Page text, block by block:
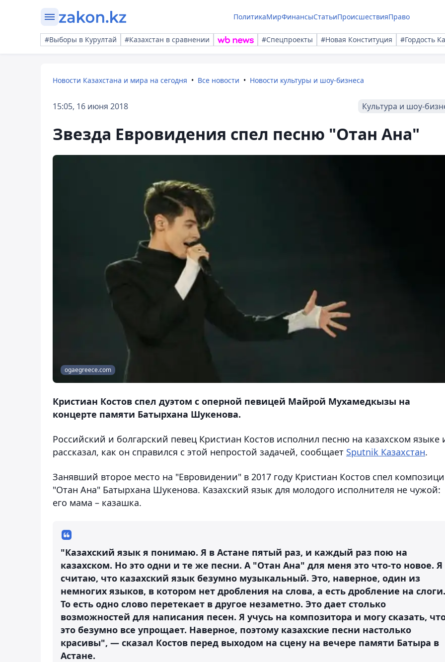
ПолитикаМирФинансыСтатьиПроисшествияПраво
#Выборы в Курултай #Казахстан в сравнении #Спецпроекты #Новая Конституция #Гордость
Новости Казахстана и мира на сегодня Все новости Новости культуры и шоу-бизнеса
15:05, 16 июня 2018 Культура и шоу-
Звезда Евровидения спел песню "Отан Ана"
ogaegreece.com
Кристиан Костов спел дуэтом с оперной певицей Майрой Мухамедкызы на
концерте памяти Батырхана Шукенова.
Российский и болгарский певец Кристиан Костов исполнил песню на казахском языке
рассказал, как он справился с этой непростой задачей, сообщает Sputnik Казахстан.
Занявший второе место на "Евровидении" в 2017 году Кристиан Костов спел
"Отан Ана" Батырхана Шукенова. Казахский язык для молодого исполнителя не чужой:
его мама – казашка.
"Казахский язык я понимаю. Я в Астане пятый раз, и каждый раз пою на
казахском. Но это одни и те же песни. А "Отан Ана" для меня это что-то новое. Я
считаю, что казахский язык безумно музыкальный. Это, наверное, один из
немногих языков, в котором нет дробления на слова, а есть дробление на слоги.
То есть одно слово перетекает в другое незаметно. Это дает столько
возможностей для написания песен. Я учусь на композитора и могу сказать,
это безумно все упрощает. Наверное, поэтому казахские песни настолько
красивы", — сказал Костов перед выходом на сцену на вечере памяти Батыра в
Астане.